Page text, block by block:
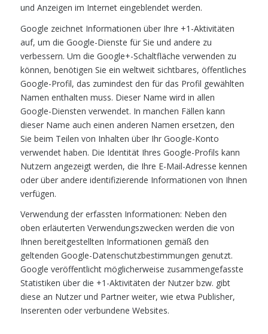
und Anzeigen im Internet eingeblendet werden.
Google zeichnet Informationen über Ihre +1-Aktivitäten
auf, um die Google-Dienste für Sie und andere zu
verbessern. Um die Google+-Schaltfläche verwenden zu
können, benötigen Sie ein weltweit sichtbares, öffentliches
Google-Profil, das zumindest den für das Profil gewählten
Namen enthalten muss. Dieser Name wird in allen
Google-Diensten verwendet. In manchen Fällen kann
dieser Name auch einen anderen Namen ersetzen, den
Sie beim Teilen von Inhalten über Ihr Google-Konto
verwendet haben. Die Identität Ihres Google-Profils kann
Nutzern angezeigt werden, die Ihre E-Mail-Adresse kennen
oder über andere identifizierende Informationen von Ihnen
verfügen.
Verwendung der erfassten Informationen: Neben den
oben erläuterten Verwendungszwecken werden die von
Ihnen bereitgestellten Informationen gemäß den
geltenden Google-Datenschutzbestimmungen genutzt.
Google veröffentlicht möglicherweise zusammengefasste
Statistiken über die +1-Aktivitäten der Nutzer bzw. gibt
diese an Nutzer und Partner weiter, wie etwa Publisher,
Inserenten oder verbundene Websites.